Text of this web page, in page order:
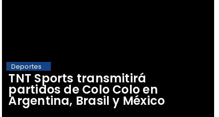
TNT Sports transmitirá
partidos de Colo Colo en
Argentina, Brasil y México
Deportes